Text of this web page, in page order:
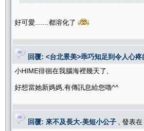
好可愛.......都溶化了
回覆: <台北景美>乖巧知足到令人心
小HIME徘徊在我腦海裡幾天了,
好想當她新媽媽,有傳訊息給您嚕^^
回覆: 來不及長大-美短小公子 , 發表在